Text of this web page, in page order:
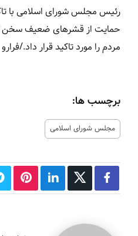
رئیس مجلس شورای اسلامی با
حمایت از قشرهای ضعیف سخن
مردم را مورد تاکید قرار داد./فرارو
برچسب ها:
مجلس شورای اسلامی